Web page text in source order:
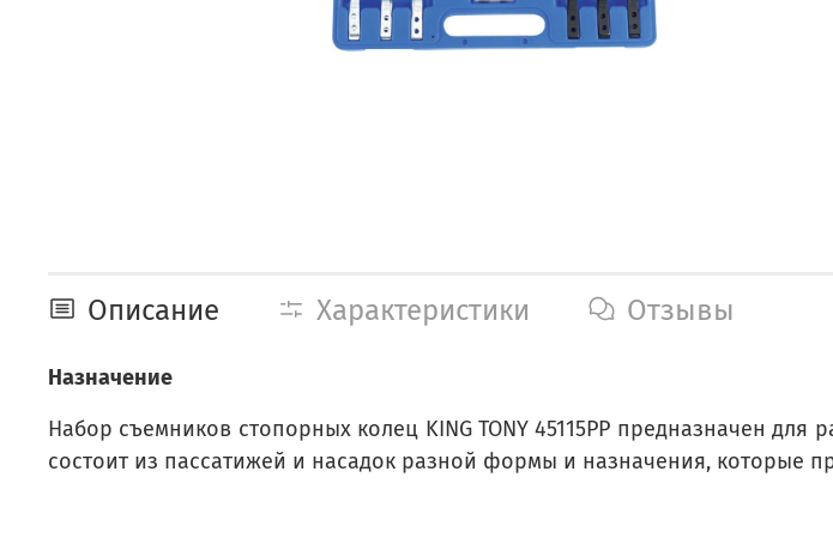
Описание Характеристики Отзывы
Назначение
Набор съемников стопорных колец KING TONY 45115PP предназначен
состоит из пассатижей и насадок разной формы и назначения, которые